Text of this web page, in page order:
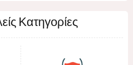
Κατηγορίες